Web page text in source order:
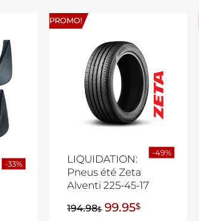
-33%
PROMO!
LIQUIDATION:
Pneus été Zeta
Alventi 225-45-17
194.98$ 99.95$
-49%